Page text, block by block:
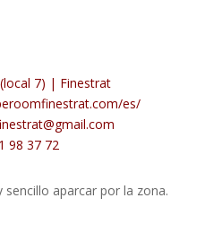
7) | Finestrat
es/
98 37 72
sencillo aparcar por la zona.